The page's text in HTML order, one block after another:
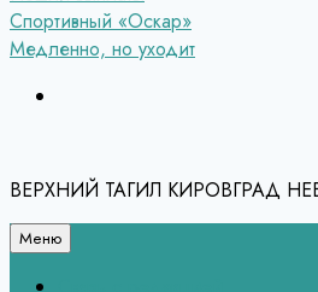
Спортивный «Оскар»
Медленно, но уходит
ВЕРХНИЙ ТАГИЛ КИРОВГРАД
Меню